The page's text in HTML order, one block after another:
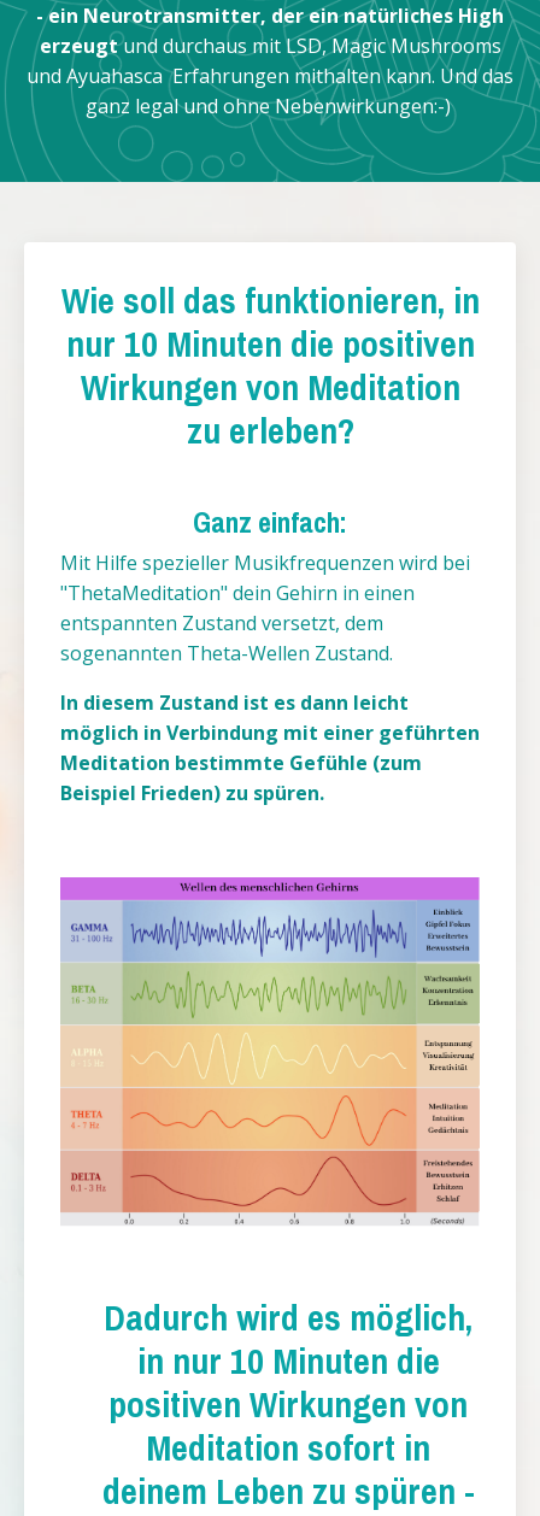
- ein Neurotransmitter, der ein natürliches High
erzeugtund durchaus mit LSD, Magic Mushrooms
und Ayuahasca Erfahrungen mithalten kann. Und das
ganz legal und ohne Nebenwirkungen:-)
Wie soll das funktionieren, in
nur 10 Minuten die positiven
Wirkungen von Meditation
zu erleben?
Ganz einfach:
Mit Hilfe spezieller Musikfrequenzen wird bei
"ThetaMeditation" dein Gehirn in einen
entspannten Zustand versetzt, dem
sogenannten Theta-Wellen Zustand.
In diesem Zustand ist es dann leicht
möglich in Verbindung mit einer geführten
Meditation bestimmte Gefühle (zum
Beispiel Frieden) zu spüren.
Dadurch wird es möglich,
in nur 10 Minuten die
positiven Wirkungen von
Meditation sofort in
deinem Leben zu spüren -